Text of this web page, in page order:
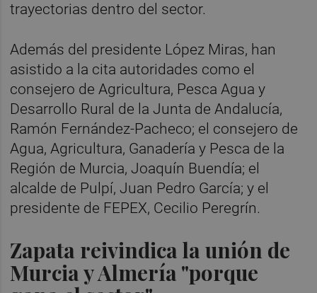
trayectorias dentro del sector.
Además del presidente López Miras, han
asistido a la cita autoridades como el
consejero de Agricultura, Pesca Agua y
Desarrollo Rural de la Junta de Andalucía,
Ramón Fernández-Pacheco; el consejero de
Agua, Agricultura, Ganadería y Pesca de la
Región de Murcia, Joaquín Buendía; el
alcalde de Pulpí, Juan Pedro García; y el
presidente de FEPEX, Cecilio Peregrín.
Zapata reivindica la unión de
Murcia y Almería "porque